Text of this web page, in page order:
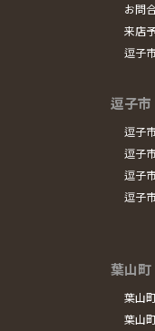
お問
来店
逗子
逗子
逗子
逗子
逗子
逗子
葉山
葉山
葉山